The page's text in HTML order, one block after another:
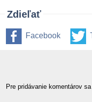
Zdieľať
Facebook
Pre pridávanie komentárov sa